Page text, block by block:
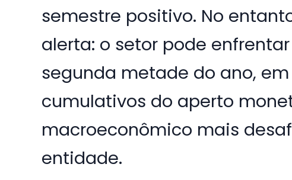
semestre positivo. No
alerta: o setor pode
segunda metade do ano,
cumulativos do aperto
macroeconômico mais
entidade.